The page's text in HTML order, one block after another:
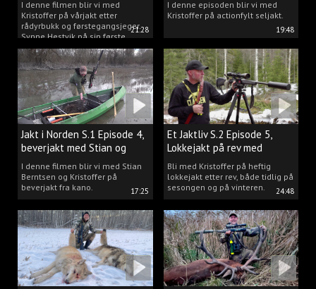
21:28
I denne filmen blir vi med
Kristoffer på vårjakt etter
rådyrbukk og førstegangsjeger
Synne Hestvik på sin første
beverjakt.
19:48
I denne episoden blir vi med
Kristoffer på actionfylt seljakt.
17:25
Jakt i Norden S.1 Episode 4,
beverjakt med Stian og
Kristoffer
I denne filmen blir vi med Stian
Berntsen og Kristoffer på
beverjakt fra kano.
24:48
Et Jaktliv S.2 Episode 5,
Lokkejakt på rev med
Kristoffer Clausen
Bli med Kristoffer på heftig
lokkejakt etter rev, både tidlig på
sesongen og på vinteren.